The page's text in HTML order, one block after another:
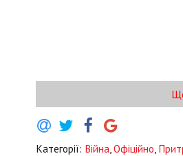
Категорії: Війна Офіційно